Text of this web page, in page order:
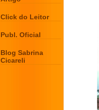
Click do Leitor
Publ. Oficial
Blog Sabrina
Cicareli